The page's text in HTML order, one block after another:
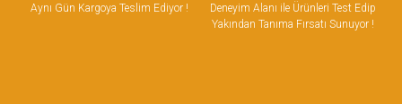
Aynı Gün Kargoya Teslim Ediyor !
Deneyim Alanı ile Ürünleri Test Edip
Yakından Tanıma Fırsatı Sunuyor !